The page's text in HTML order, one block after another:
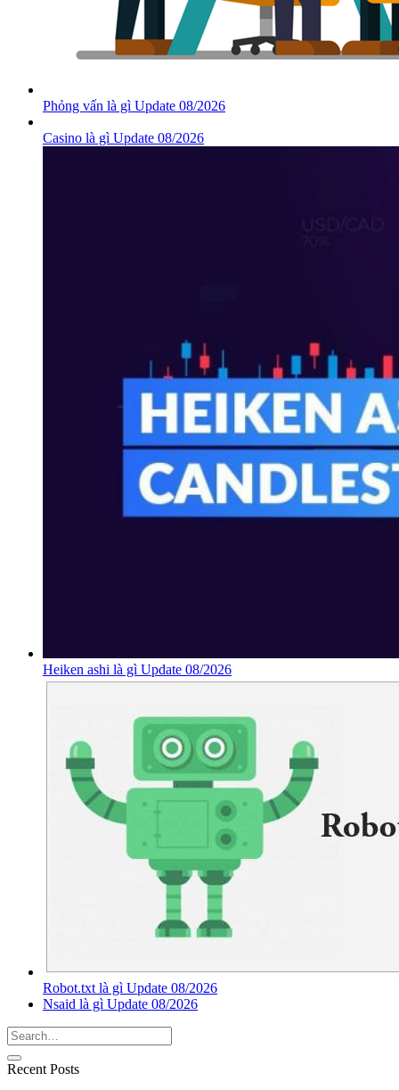
Phỏng vấn là gì Update 08/2026
Casino là gì Update 08/2026
Heiken ashi là gì Update 08/2026
Robot.txt là gì Update 08/2026
Nsaid là gì Update 08/2026
Recent Posts